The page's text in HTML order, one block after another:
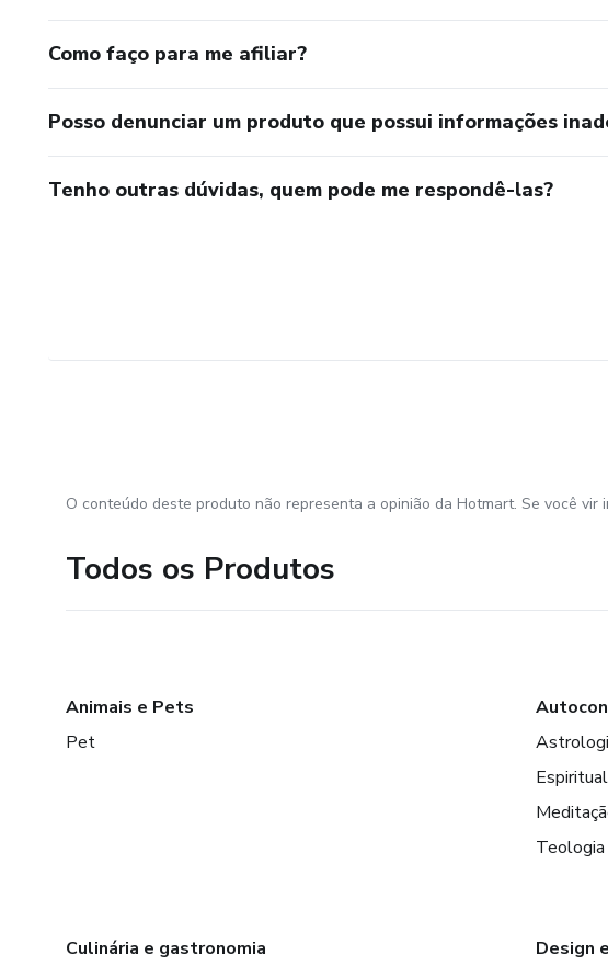
Como faço para me afiliar?
Posso denunciar um produto que possui informações
Tenho outras dúvidas, quem pode me respondê-las?
O conteúdo deste produto não representa a opinião da Hotmart. Se você vir
Todos os Produtos
Animais e Pets
Pet
Teologia
Culinária e gastronomia
Design